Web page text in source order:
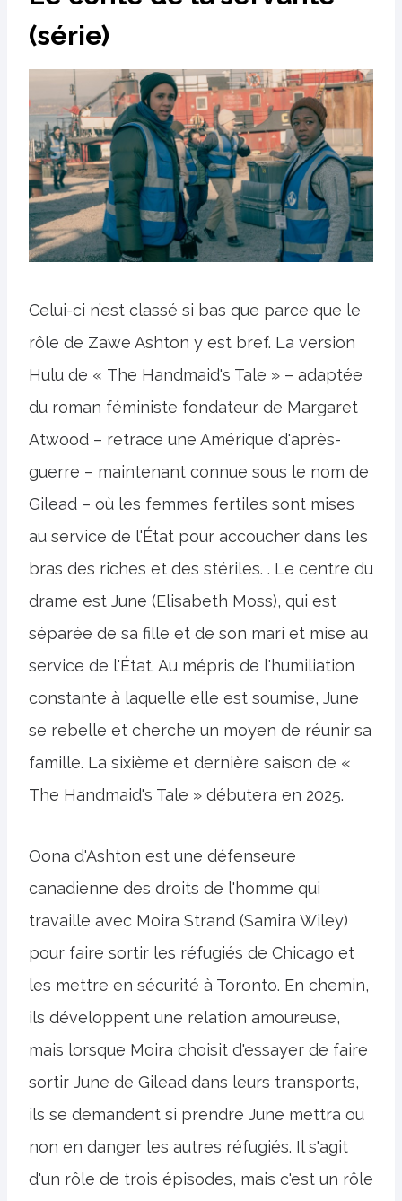
(série)
Celui-ci n’est classé si bas que parce que le
rôle de Zawe Ashton y est bref. La version
Hulu de « The Handmaid's Tale » – adaptée
du roman féministe fondateur de Margaret
Atwood – retrace une Amérique d'après-
guerre – maintenant connue sous le nom de
Gilead – où les femmes fertiles sont mises
au service de l'État pour accoucher dans les
bras des riches et des stériles. . Le centre du
drame est June (Elisabeth Moss), qui est
séparée de sa fille et de son mari et mise au
service de l'État. Au mépris de l'humiliation
constante à laquelle elle est soumise, June
se rebelle et cherche un moyen de réunir sa
famille. La sixième et dernière saison de «
The Handmaid's Tale » débutera en 2025.
Oona d'Ashton est une défenseure
canadienne des droits de l'homme qui
travaille avec Moira Strand (Samira Wiley)
pour faire sortir les réfugiés de Chicago et
les mettre en sécurité à Toronto. En chemin,
ils développent une relation amoureuse,
mais lorsque Moira choisit d'essayer de faire
sortir June de Gilead dans leurs transports,
ils se demandent si prendre June mettra ou
non en danger les autres réfugiés. Il s'agit
d'un rôle de trois épisodes, mais c'est un rôle